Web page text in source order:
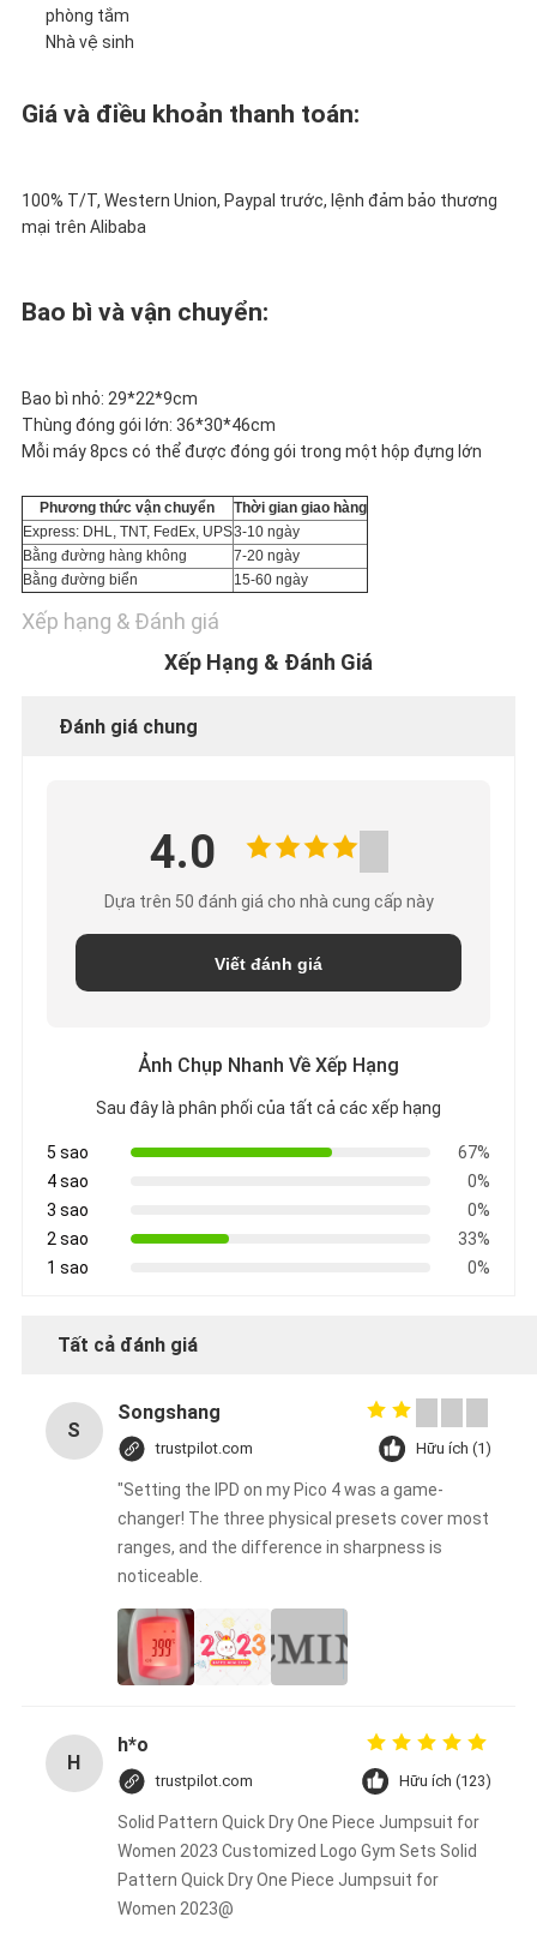
phòng tắm
Nhà vệ sinh
Giá và điều khoản thanh toán:
100% T/T, Western Union, Paypal trước, lệnh đảm bảo thương
mại trên Alibaba
Bao bì và vận chuyển:
Bao bì nhỏ: 29*22*9cm
Thùng đóng gói lớn: 36*30*46cm
Mỗi máy 8pcs có thể được đóng gói trong một hộp đựng lớn
Phương thức vận chuyển
Thời gian giao hàng
Express: DHL, TNT, FedEx, UPS3-10 ngày
Bằng đường hàng không
7-20 ngày
Bằng đường biển
15-60 ngày
Xếp hạng & Đánh giá
Xếp Hạng & Đánh Giá
Đánh giá chung
4.0
Dựa trên 50 đánh giá cho nhà cung cấp này
Viết đánh giá
Ảnh Chụp Nhanh Về Xếp Hạng
Sau đây là phân phối của tất cả các xếp hạng
5 sao
67%
4 sao
0%
3 sao
0%
2 sao
33%
1 sao
0%
Tất cả đánh giá
S
Songshang
trustpilot.com Hữu ích (1)
"Setting the IPD on my Pico 4 was a game-
changer! The three physical presets cover most
ranges, and the difference in sharpness is
noticeable.
H
h*o
trustpilot.com Hữu ích (123)
Solid Pattern Quick Dry One Piece Jumpsuit for
Women 2023 Customized Logo Gym Sets Solid
Pattern Quick Dry One Piece Jumpsuit for
Women 2023@